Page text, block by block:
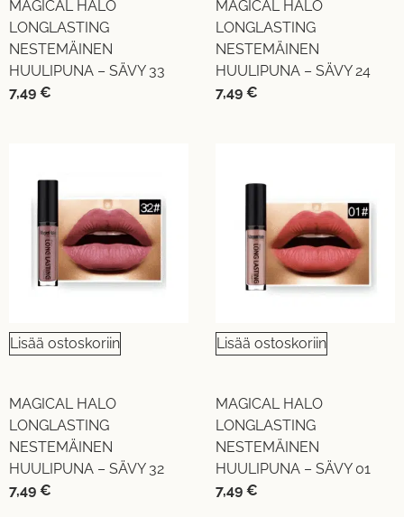
MAGICAL HALO
LONGLASTING
NESTEMÄINEN
HUULIPUNA – SÄVY 33
7,49 €
MAGICAL HALO
LONGLASTING
NESTEMÄINEN
HUULIPUNA – SÄVY 24
7,49 €
Lisää ostoskoriin
MAGICAL HALO
LONGLASTING
NESTEMÄINEN
HUULIPUNA – SÄVY 32
7,49 €
Lisää ostoskoriin
MAGICAL HALO
LONGLASTING
NESTEMÄINEN
HUULIPUNA – SÄVY 01
7,49 €